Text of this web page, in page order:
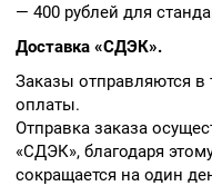
— 400 рублей для
Доставка «СДЭК».
Заказы отправляются в
оплаты.
Отправка заказа
«СДЭК», благодаря
сокращается на один